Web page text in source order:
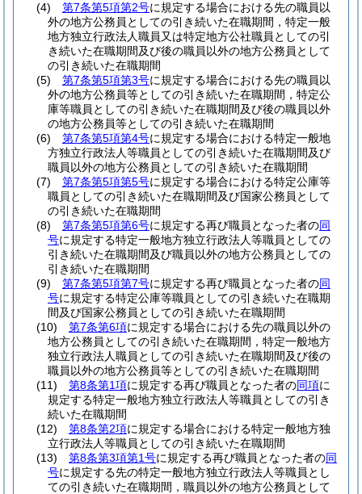
(4)
第7条第5項第2号に規定する場合における先の職員以
外の地方公務員としての引き続いた在職期間，特定一般
地方独立行政法人職員又は特定地方公社職員としての引
き続いた在職期間及び後の職員以外の地方公務員として
の引き続いた在職期間
(5)
第7条第5項第3号に規定する場合における先の職員以
外の地方公務員等としての引き続いた在職期間，特定公
庫等職員としての引き続いた在職期間及び後の職員以外
の地方公務員等としての引き続いた在職期間
(6)
第7条第5項第4号に規定する場合における特定一般地
方独立行政法人等職員としての引き続いた在職期間及び
職員以外の地方公務員としての引き続いた在職期間
(7)
第7条第5項第5号に規定する場合における特定公庫等
職員としての引き続いた在職期間及び国家公務員として
の引き続いた在職期間
(8)
第7条第5項第6号に規定する再び職員となった者の同
号に規定する特定一般地方独立行政法人等職員としての
引き続いた在職期間及び職員以外の地方公務員としての
引き続いた在職期間
(9)
第7条第5項第7号に規定する再び職員となった者の同
号に規定する特定公庫等職員としての引き続いた在職期
間及び国家公務員としての引き続いた在職期間
(10)
第7条第6項に規定する場合における先の職員以外の
地方公務員としての引き続いた在職期間，特定一般地方
独立行政法人職員としての引き続いた在職期間及び後の
職員以外の地方公務員等としての引き続いた在職期間
(11)
第8条第1項に規定する再び職員となった者の同項に
規定する特定一般地方独立行政法人等職員としての引き
続いた在職期間
(12)
第8条第2項に規定する場合における特定一般地方独
立行政法人等職員としての引き続いた在職期間
(13)
第8条第3項第1号に規定する再び職員となった者の同
号に規定する先の特定一般地方独立行政法人等職員とし
ての引き続いた在職期間，職員以外の地方公務員として